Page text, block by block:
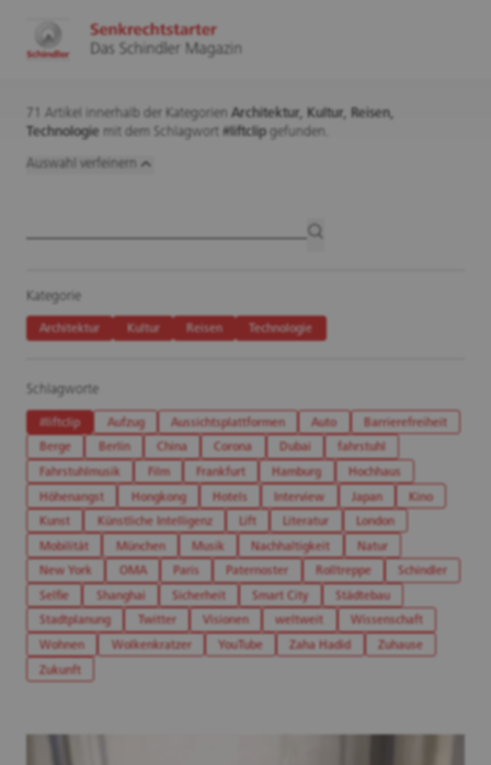
71 Artikel innerhalb der Kategorien Architektur, Kultur, Reisen,
Technologie mit dem Schlagwort #liftclip gefunden.
Auswahl verfeinern
Kategorie
Architektur Kultur Reisen Technologie
Schlagworte
#liftclip Aufzug Aussichtsplattformen Auto Barrierefreiheit
Berge Berlin China Corona Dubai fahrstuhl
Fahrstuhlmusik Film Frankfurt Hamburg Hochhaus
Höhenangst Hongkong Hotels Interview Japan Kino
Kunst Künstliche Intelligenz Lift Literatur London
Mobilität München Musik Nachhaltigkeit Natur
New York OMA Paris Paternoster Rolltreppe Schindler
Selfie Shanghai Sicherheit Smart City Städtebau
Stadtplanung Twitter Visionen weltweit Wissenschaft
Wohnen Wolkenkratzer YouTube Zaha Hadid Zuhause
Zukunft